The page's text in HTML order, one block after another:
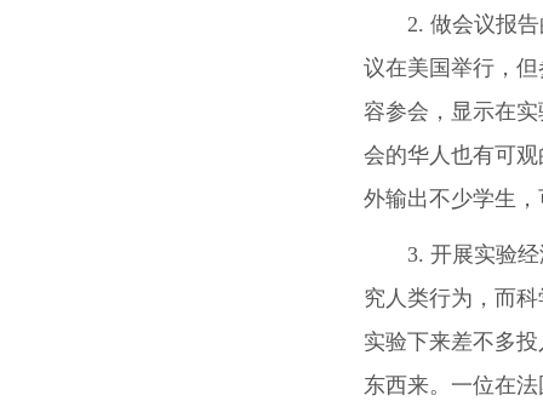
2. 做会议报
议在美国举行，
容参会，显示在
会的华人也有可
外输出不少学生
3. 开展实验
究人类行为，而
实验下来差不多
东西来。一位在